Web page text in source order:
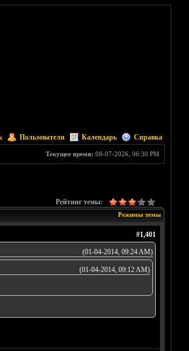
Пользователи Календарь Справка
Текущее время: 08-07-2026, 06:30 PM
Рейтинг темы:
Режимы темы
#1,401
(01-04-2014, 09:24 AM)
(01-04-2014, 09:12 AM)